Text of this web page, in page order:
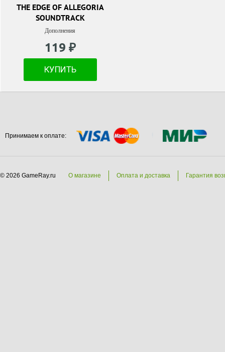
THE EDGE OF ALLEGORIA
SOUNDTRACK
Дополнения
119 ₽
КУПИТЬ
Принимаем к оплате:
© 2026 GameRay.ru О магазине Оплата и доставка Гарантия